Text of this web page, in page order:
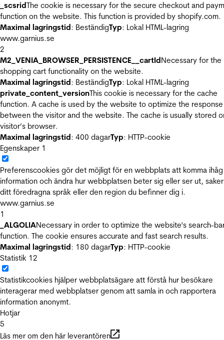
_scsridThe cookie is necessary for the secure checkout and
function on the website. This function is provided by shopify.com.
Maximal lagringstid: BeständigTyp: Lokal HTML-lagring
www.garnius.se
2
M2_VENIA_BROWSER_PERSISTENCE__cartIdNecessary for the
shopping cart functionality on the website.
Maximal lagringstid: BeständigTyp: Lokal HTML-lagring
private_content_versionThis cookie is necessary for the cache
function. A cache is used by the website to optimize the
between the visitor and the website. The cache is usually stored
visitor’s browser.
Maximal lagringstid: 400 dagarTyp: HTTP-cookie
Egenskaper 1
Preferenscookies gör det möjligt för en webbplats att komma ihåg
information och ändra hur webbplatsen beter sig eller ser ut,
ditt föredragna språk eller den region du befinner dig i.
www.garnius.se
1
_ALGOLIANecessary in order to optimize the website's search-
function. The cookie ensures accurate and fast search results.
Maximal lagringstid: 180 dagarTyp: HTTP-cookie
Statistik 12
Statistikcookies hjälper webbplatsägare att förstå hur besökare
interagerar med webbplatser genom att samla in och rapportera
information anonymt.
Hotjar
5
Läs mer om den här leverantören